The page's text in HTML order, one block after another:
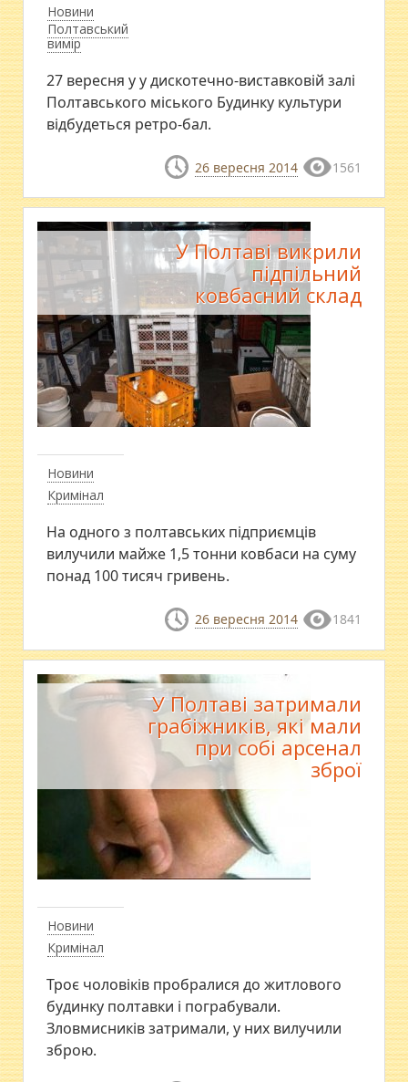
Новини
Полтавський
вимір
27 вересня у у дискотечно-виставковій залі
Полтавського міського Будинку культури
відбудеться ретро-бал.
26 вересня 2014 1561
Новини
Кримінал
У Полтаві викрили
підпільний
ковбасний склад
На одного з полтавських підприємців
вилучили майже 1,5 тонни ковбаси на суму
понад 100 тисяч гривень.
26 вересня 2014 1841
Новини
Кримінал
У Полтаві затримали
грабіжників, які мали
при собі арсенал
зброї
Троє чоловіків пробралися до житлового
будинку полтавки і пограбували.
Зловмисників затримали, у них вилучили
зброю.